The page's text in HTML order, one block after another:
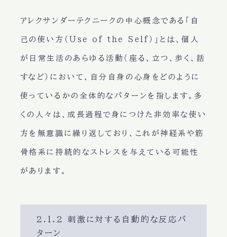
アレクサンダーテクニークの中心概念である「自
己の使い方（Use of the Self）」とは、個人
が日常生活のあらゆる活動（座る、立つ、歩く、話
すなど）において、自分自身の心身をどのように
使っているかの全体的なパターンを指します。多
くの人々は、成長過程で身につけた非効率な使い
方を無意識に繰り返しており、これが神経系や筋
骨格系に持続的なストレスを与えている可能性
があります。
2.1.2 刺激に対する自動的な反応パ
ターン